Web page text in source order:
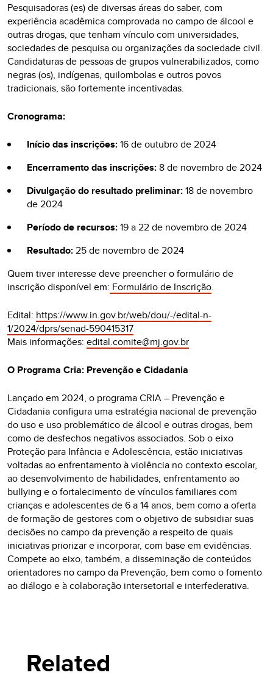
Pesquisadoras (es) de diversas áreas do saber, com
experiência acadêmica comprovada no campo de álcool e
outras drogas, que tenham vínculo com universidades,
sociedades de pesquisa ou organizações da sociedade civil.
Candidaturas de pessoas de grupos vulnerabilizados, como
negras (os), indígenas, quilombolas e outros povos
tradicionais, são fortemente incentivadas.
Cronograma:
Início das inscrições:16 de outubro de 2024
Encerramento das inscrições:8 de novembro de 2024
Divulgação do resultado preliminar:18 de novembro
de 2024
Período de recursos:19 a 22 de novembro de 2024
Resultado:25 de novembro de 2024
Quem tiver interesse deve preencher o formulário de
inscrição disponível em: Formulário de Inscrição.
Edital: https://www.in.gov.br/web/dou/-/edital-n-
1/2024/dprs/senad-590415317
Mais informações: edital.comite@mj.gov.br
O Programa Cria: Prevenção e Cidadania
Lançado em 2024, o programa CRIA – Prevenção e
Cidadania configura uma estratégia nacional de prevenção
do uso e uso problemático de álcool e outras drogas, bem
como de desfechos negativos associados. Sob o eixo
Proteção para Infância e Adolescência, estão iniciativas
voltadas ao enfrentamento à violência no contexto escolar,
ao desenvolvimento de habilidades, enfrentamento ao
bullying e o fortalecimento de vínculos familiares com
crianças e adolescentes de 6 a 14 anos, bem como a oferta
de formação de gestores com o objetivo de subsidiar suas
decisões no campo da prevenção a respeito de quais
iniciativas priorizar e incorporar, com base em evidências.
Compete ao eixo, também, a disseminação de conteúdos
orientadores no campo da Prevenção, bem como o fomento
ao diálogo e à colaboração intersetorial e interfederativa.
Related